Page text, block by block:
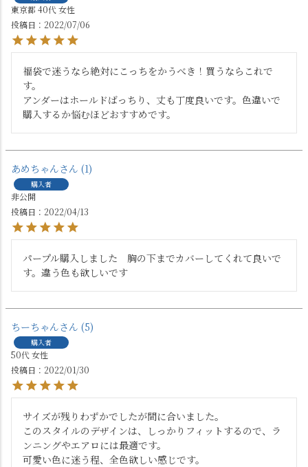
東京都 40代女性
投稿日
2022/07/06
福袋で迷うなら絶対にこっちをかうべき！買うならこれで
す。
アンダーはホールドばっちり、丈も丁度良いです。色違いで
購入するか悩むほどおすすめです。
あめちゃん 1
購入者
非公開
投稿日
2022/04/13
パープル購入しました　胸の下までカバーしてくれて良いで
す。違う色も欲しいです
ちーちゃん 5
購入者
50代女性
投稿日
2022/01/30
サイズが残りわずかでしたが間に合いました。
このスタイルのデザインは、しっかりフィットするので、ラ
ンニングやエアロには最適です。
可愛い色に迷う程、全色欲しい感じです。